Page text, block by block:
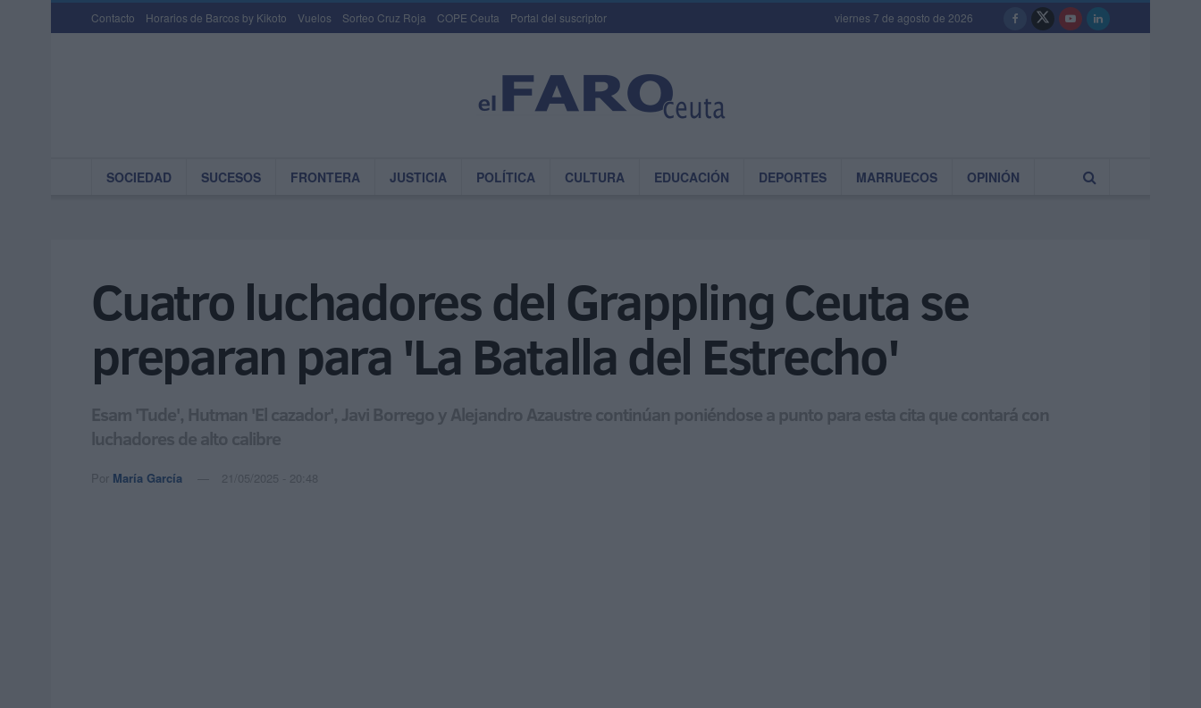
Contacto Horarios de Barcos by Kikoto Vuelos Sorteo Cruz Roja COPE Ceuta Portal del suscriptor viernes 7 de agosto de 2026
SOCIEDAD SUCESOS FRONTERA JUSTICIA POLÍTICA CULTURA EDUCACIÓN DEPORTES MARRUECOS OPINIÓN
Cuatro luchadores del Grappling Ceuta se
preparan para 'La Batalla del Estrecho'
Esam 'Tude', Hutman 'El cazador', Javi Borrego y Alejandro Azaustre continúan poniéndose a punto para esta cita que contará con
luchadores de alto calibre
Por María García 21/05/2025 - 20:48